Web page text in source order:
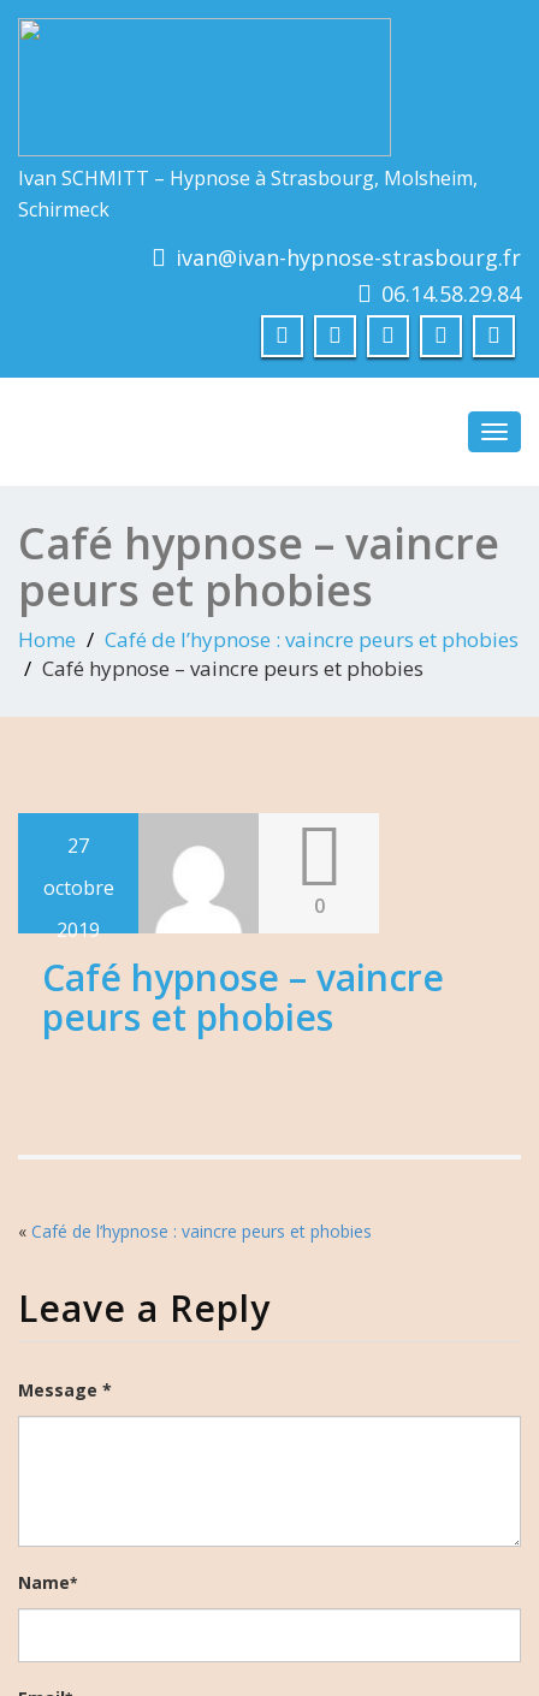
Ivan SCHMITT – Hypnose à Strasbourg, Molsheim,
Schirmeck
ivan@ivan-hypnose-strasbourg.fr
06.14.58.29.84
Café hypnose – vaincre
peurs et phobies
Home
Café de l’hypnose : vaincre peurs et phobies
Café hypnose – vaincre peurs et phobies
27
octobre
2019
0
Café hypnose – vaincre
peurs et phobies
« Café de l’hypnose : vaincre peurs et phobies
Leave a Reply
Message *
Name*